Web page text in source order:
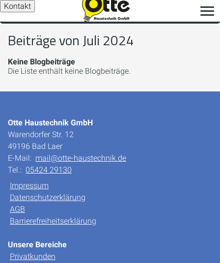
Kontakt
Beiträge von Juli 2024
Keine Blogbeiträge
Die Liste enthält keine Blogbeiträge.
Otte Haustechnik GmbH
Warendorfer Str. 12
49196 Bad Laer
E-Mail: mail@otte-haustechnik.de
Tel.: 05424 29130
Impressum
Datenschutzerklärung
AGB
Barrierefreiheitserklärung
Unsere Bereiche
Privatkunden